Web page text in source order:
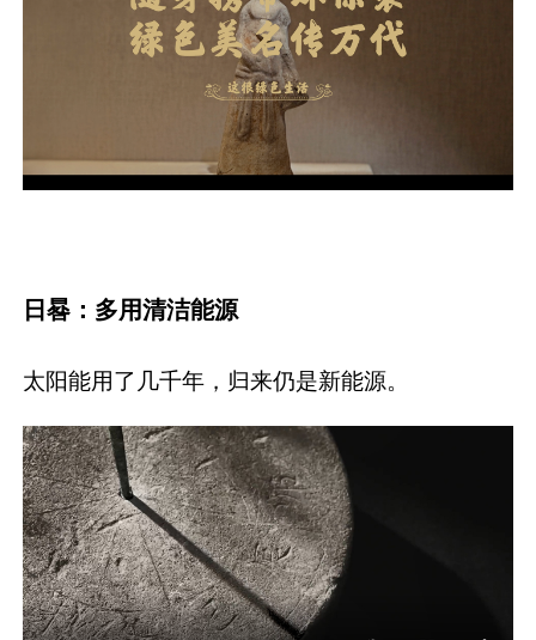
日晷：多用清洁能源
太阳能用了几千年，归来仍是新能源。